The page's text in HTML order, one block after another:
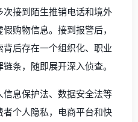
接到陌生推销电话和境外
购物信息。接到报警后，
后存在一个组织化、职业
条，随即展开深入侦查。
息保护法、数据安全法等
个人隐私，电商平台和快